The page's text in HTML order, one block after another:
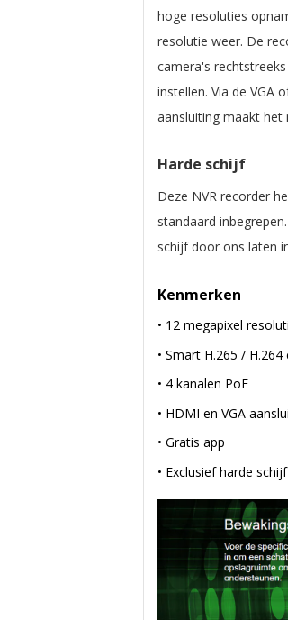
hoge resoluties
resolutie weer. De
camera's
instellen. Via de VGA
aansluiting maakt
Harde schijf
Deze NVR recorder
standaard
schijf door ons laten
Kenmerken
• 12 megapixel
• Smart H.265 /
• 4 kanalen PoE
• HDMI en VGA
• Gratis app
• Exclusief harde schijf